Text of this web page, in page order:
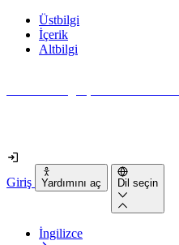
Üstbilgi
İçerik
Altbilgi
Giriş Yardımını aç Dil seçin
İngilizce